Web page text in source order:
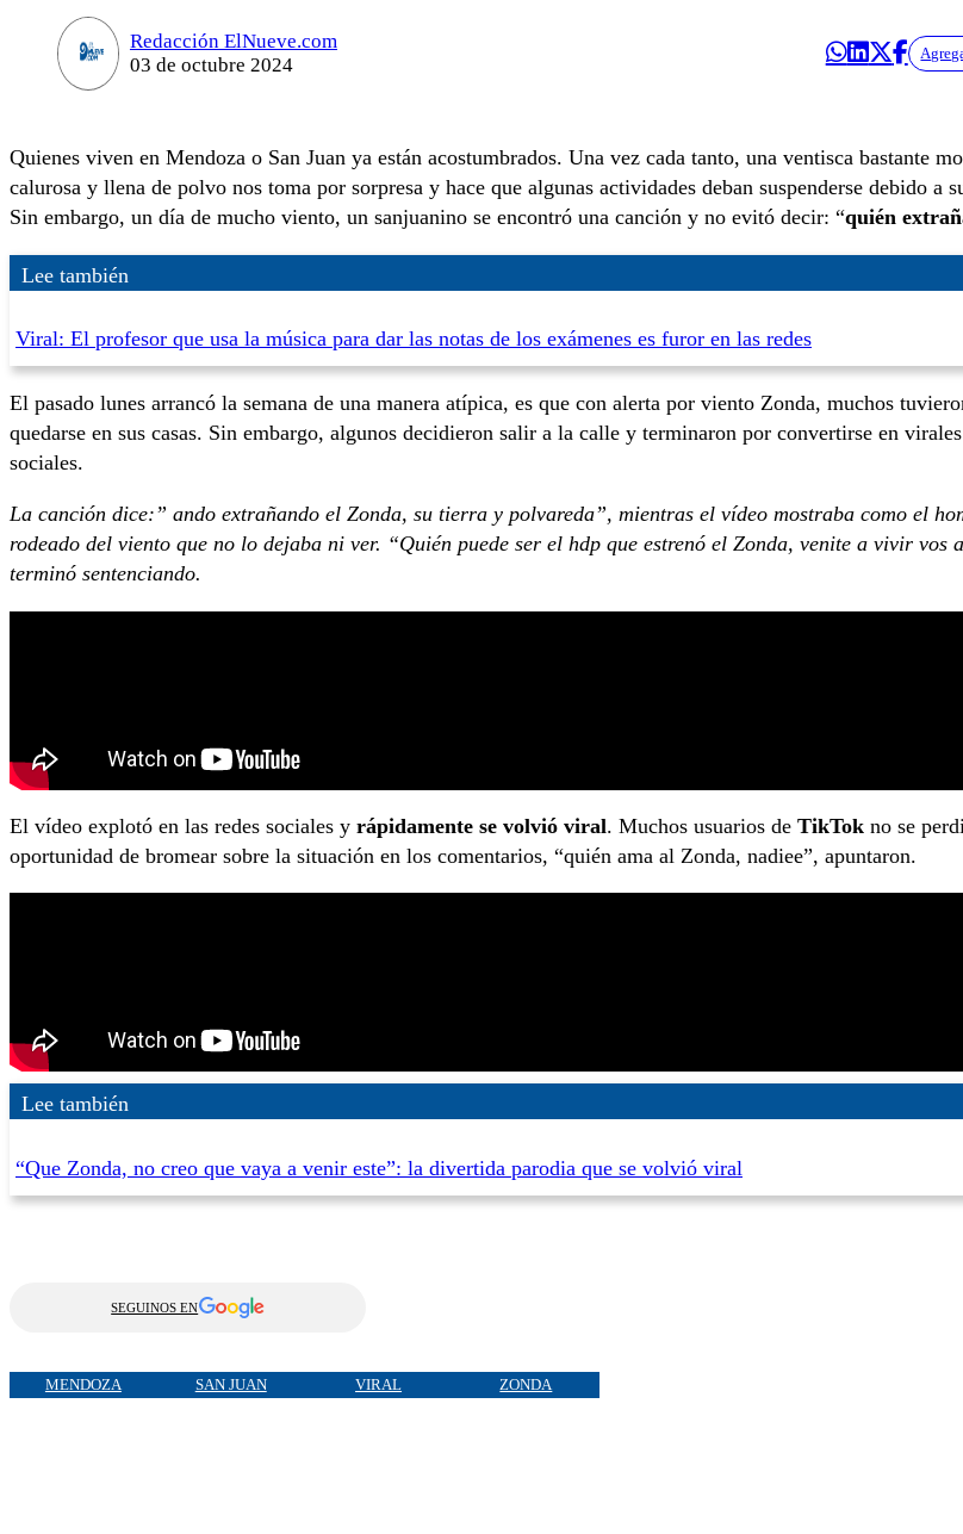
Redacción ElNueve.com
03 de octubre 2024
Quienes viven en Mendoza o San Juan ya están acostumbrados. Una vez cada tanto, una ventisca bastante
calurosa y llena de polvo nos toma por sorpresa y hace que algunas actividades deban suspenderse debido a
Sin embargo, un día de mucho viento, un sanjuanino se encontró una canción y no evitó decir: “quién
Lee también
Viral: El profesor que usa la música para dar las notas de los exámenes es furor en las redes
El pasado lunes arrancó la semana de una manera atípica, es que con alerta por viento Zonda, muchos
quedarse en sus casas. Sin embargo, algunos decidieron salir a la calle y terminaron por convertirse en
sociales.
La canción dice:” ando extrañando el Zonda, su tierra y polvareda”, mientras el vídeo mostraba como el
rodeado del viento que no lo dejaba ni ver. “Quién puede ser el hdp que estrenó el Zonda, venite a vivir vos
terminó sentenciando.
El vídeo explotó en las redes sociales y rápidamente se volvió viral. Muchos usuarios de TikTok no se
oportunidad de bromear sobre la situación en los comentarios, “quién ama al Zonda, nadiee”, apuntaron.
Lee también
“Que Zonda, no creo que vaya a venir este”: la divertida parodia que se volvió viral
SEGUINOS EN
MENDOZA SAN JUAN VIRAL ZONDA